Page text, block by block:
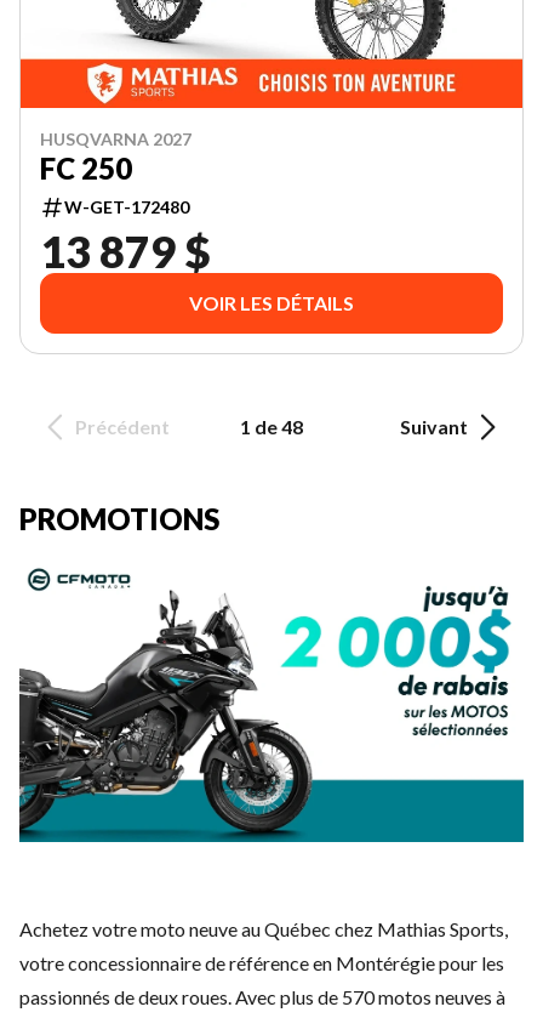
HUSQVARNA 2027
FC 250
W-GET-172480
13 879 $
VOIR LES DÉTAILS
Précédent 1 de 48 Suivant
PROMOTIONS
Achetez votre moto neuve au Québec chez Mathias Sports,
votre concessionnaire de référence en Montérégie pour les
passionnés de deux roues. Avec plus de 570 motos neuves à